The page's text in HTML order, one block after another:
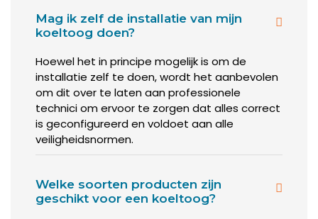
Stekkerklare koeltoog of
niet?
Uw koeltoonbank is stekkerklaar wanneer de koelunit
ingebouwd is. Dan hoeft u de toog slechts op de juiste plek
te zetten en de stekker in het stopcontact te steken.
Lekker gemakkelijk.
Toch zitten daar ook enkele nadelen aan:
Mag ik zelf de installatie van mijn
koeltoog doen?
Hoewel het in principe mogelijk is om de
installatie zelf te doen, wordt het aanbevolen
om dit over te laten aan professionele
technici om ervoor te zorgen dat alles correct
is geconfigureerd en voldoet aan alle
veiligheidsnormen.
Welke soorten producten zijn
geschikt voor een koeltoog?